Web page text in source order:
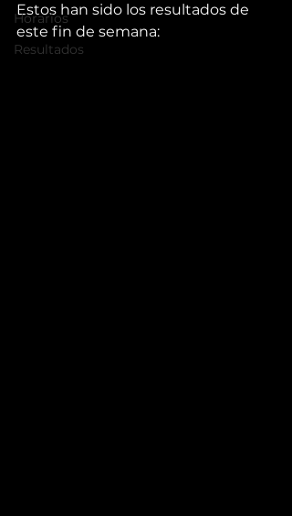
Horarios
Resultados
Estos han sido los resultados de
este fin de semana: